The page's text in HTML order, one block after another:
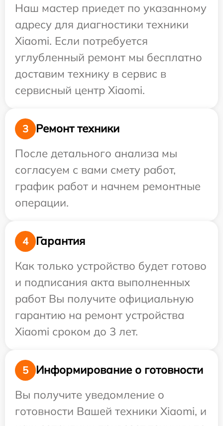
Наш мастер приедет по указанному
адресу для диагностики техники
Xiaomi. Если потребуется
углубленный ремонт мы бесплатно
доставим технику в сервис в
сервисный центр Xiaomi.
3
Ремонт техники
После детального анализа мы
согласуем с вами смету работ,
график работ и начнем ремонтные
операции.
4
Гарантия
Как только устройство будет готово
и подписания акта выполненных
работ Вы получите официальную
гарантию на ремонт устройства
Xiaomi сроком до 3 лет.
5
Информирование о готовности
Вы получите уведомление о
готовности Вашей техники Xiaomi, и